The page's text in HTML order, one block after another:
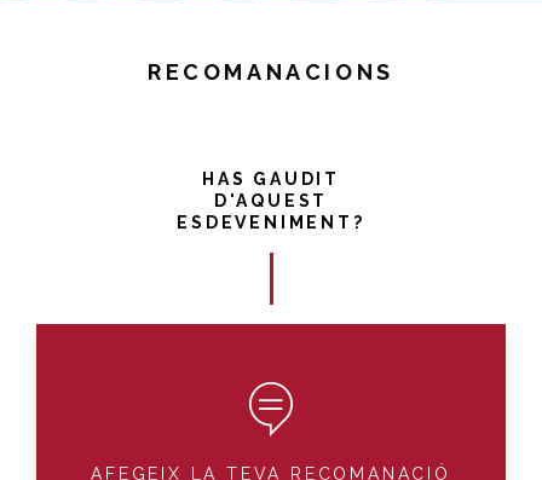
RECOMANACIONS
HAS GAUDIT
D'AQUEST
ESDEVENIMENT?
AFEGEIX LA TEVA RECOMANACIÓ